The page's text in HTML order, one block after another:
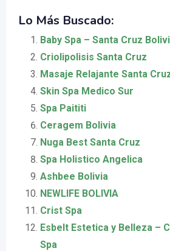
Lo Más Buscado:
Baby Spa – Santa Cruz
Criolipolisis Santa Cruz
Masaje Relajante Santa
Skin Spa Medico Sur
Spa Paititi
Ceragem Bolivia
Nuga Best Santa Cruz
Spa Holistico Angelica
Ashbee Bolivia
NEWLIFE BOLIVIA
Crist Spa
Esbelt Estetica y Belleza –
Spa